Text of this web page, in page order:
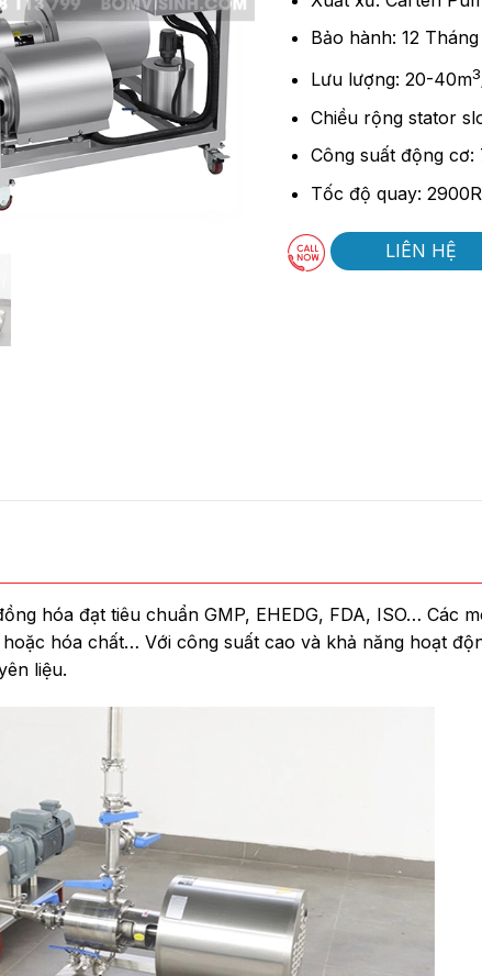
Bảo hành: 12 Tháng
Lưu lượng: 20-40m3
Chiều rộng stator
Công suất động cơ:
Tốc độ quay:
LIÊN HỆ
hóa đạt tiêu chuẩn GMP, EHEDG, FDA, ISO… Các
hóa chất… Với công suất cao và khả năng hoạt
liệu.